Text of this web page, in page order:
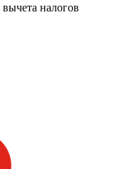
вычета налогов